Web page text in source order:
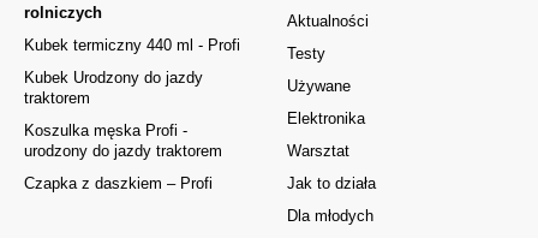
Aktualności
Testy
Używane
Elektronika
Warsztat
Jak to działa
Dla młodych
rolniczych
Kubek termiczny 440 ml - Profi
Kubek Urodzony do jazdy
traktorem
Koszulka męska Profi -
urodzony do jazdy traktorem
Czapka z daszkiem – Profi